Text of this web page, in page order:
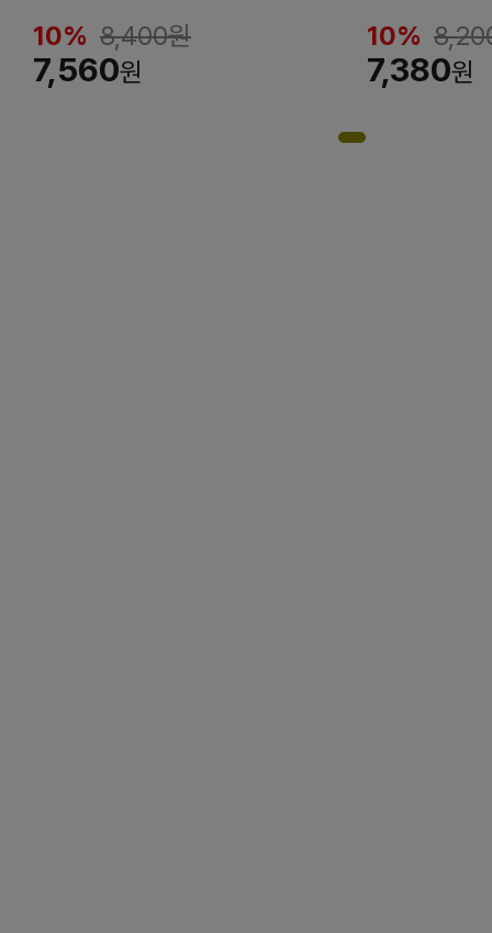
10% 8,400원
7,560원
10%
7,380원